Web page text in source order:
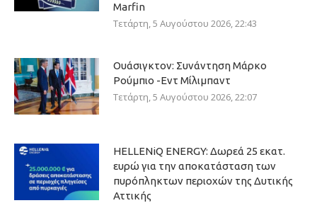
Marfin
Τετάρτη, 5 Αυγούστου 2026, 22:43
Ουάσιγκτον: Συνάντηση Μάρκο
Ρούμπιο -Εντ Μίλιμπαντ
Τετάρτη, 5 Αυγούστου 2026, 22:07
HELLENiQ ENERGY: Δωρεά 25 εκατ.
ευρώ για την αποκατάσταση των
πυρόπληκτων περιοχών της Δυτικής
Αττικής